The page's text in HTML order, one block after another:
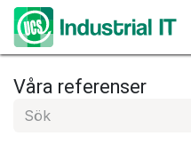
Hoppa till innehåll
Våra referenser